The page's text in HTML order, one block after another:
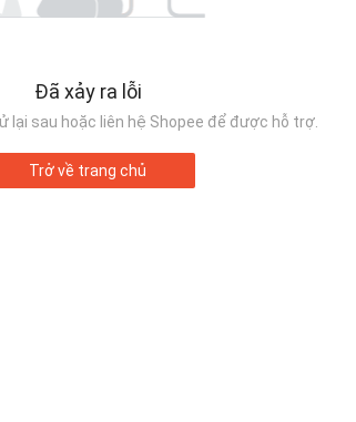
Đã xảy ra lỗi
lại sau hoặc liên hệ Shopee để được hỗ trợ.
Trở về trang chủ